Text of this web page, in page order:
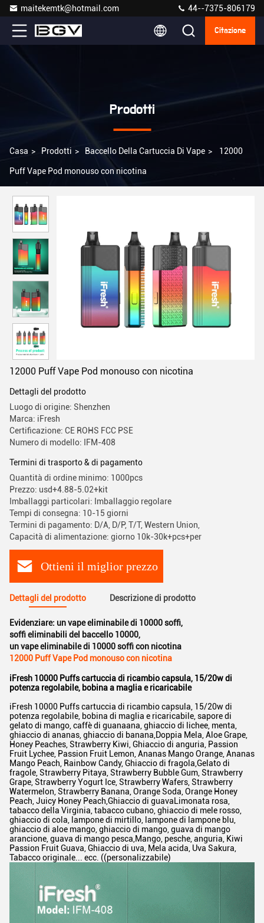
maitekemtk@hotmail.com 44--7375-806179
Citazione
Prodotti
Casa > Prodotti > Baccello Della Cartuccia Di Vape > 12000
Puff Vape Pod monouso con nicotina
12000 Puff Vape Pod monouso con nicotina
Dettagli del prodotto
Luogo di origine: Shenzhen
Marca: iFresh
Certificazione: CE ROHS FCC PSE
Numero di modello: IFM-408
Termini di trasporto & di pagamento
Quantità di ordine minimo: 1000pcs
Prezzo: usd+4.88-5.02+kit
Imballaggi particolari: Imballaggio regolare
Tempi di consegna: 10-15 giorni
Termini di pagamento: D/A, D/P, T/T, Western Union,
Capacità di alimentazione: giorno 10k-30k+pcs+per
Ottieni il miglior prezzo
Dettagli del prodotto Descrizione di prodotto
Evidenziare: un vape eliminabile di 10000 soffi,
soffi eliminabili del baccello 10000,
un vape eliminabile di 10000 soffi con nicotina
12000 Puff Vape Pod monouso con nicotina
iFresh 10000 Puffs cartuccia di ricambio capsula, 15/20w di
potenza regolabile, bobina a maglia e ricaricabile
iFresh 10000 Puffs cartuccia di ricambio capsula, 15/20w di
potenza regolabile, bobina di maglia e ricaricabile, sapore di
gelato di mango, caffè di guanaana, ghiaccio di lichee, menta,
ghiaccio di ananas, ghiaccio di banana,Doppia Mela, Aloe Grape,
Honey Peaches, Strawberry Kiwi, Ghiaccio di anguria, Passion
Fruit Lychee, Passion Fruit Lemon, Ananas Mango Orange, Ananas
Mango Peach, Rainbow Candy, Ghiaccio di fragola,Gelato di
fragole, Strawberry Pitaya, Strawberry Bubble Gum, Strawberry
Grape, Strawberry Yogurt Ice, Strawberry Wafers, Strawberry
Watermelon, Strawberry Banana, Orange Soda, Orange Honey
Peach, Juicy Honey Peach,Ghiaccio di guavaLimonata rosa,
tabacco della Virginia, tabacco cubano, ghiaccio di mele rosso,
ghiaccio di cola, lampone di mirtillo, lampone di lampone blu,
ghiaccio di aloe mango, ghiaccio di mango, guava di mango
arancione, guava di mango pesca,Mango, pesche, anguria, Kiwi
Passion Fruit Guava, Ghiaccio di uva, Mela acida, Uva Sakura,
Tabacco originale... ecc. ((personalizzabile)